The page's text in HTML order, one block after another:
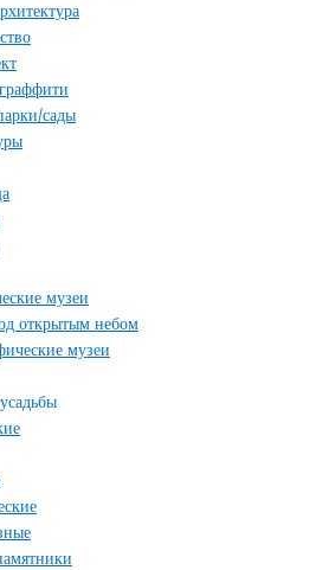
сады
музеи
открытым небом
музеи